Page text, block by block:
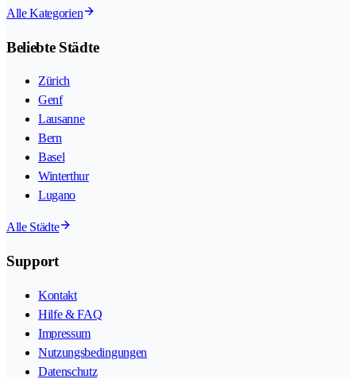
Alle Kategorien
Beliebte Städte
Zürich
Genf
Lausanne
Bern
Basel
Winterthur
Lugano
Alle Städte
Support
Kontakt
Hilfe & FAQ
Impressum
Nutzungsbedingungen
Datenschutz